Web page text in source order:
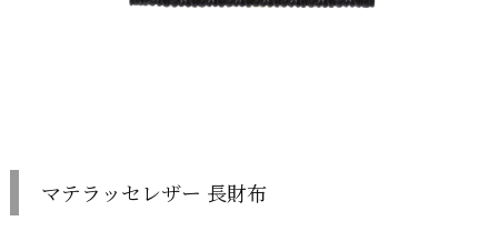
マテラッセレザー 長財布